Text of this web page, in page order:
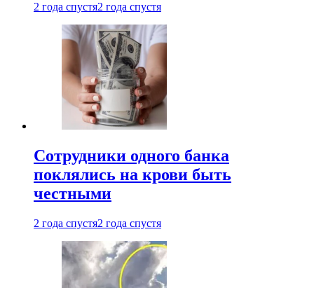
2 года спустя2 года спустя
Сотрудники одного банка
поклялись на крови быть
честными
2 года спустя2 года спустя